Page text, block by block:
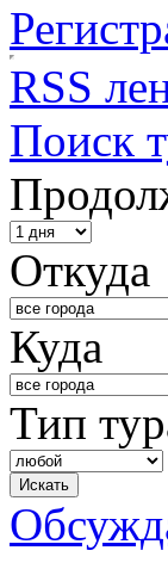
RSS
Поиск
Откуда
Куда
Тип